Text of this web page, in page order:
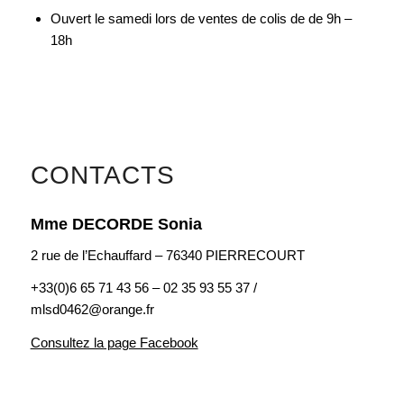
Ouvert le samedi lors de ventes de colis de de 9h –
18h
CONTACTS
Mme DECORDE Sonia
2 rue de l’Echauffard – 76340 PIERRECOURT
+33(0)6 65 71 43 56 – 02 35 93 55 37 /
mlsd0462@orange.fr
Consultez la page Facebook